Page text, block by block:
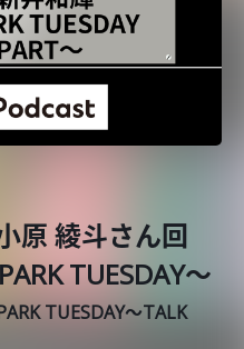
原 綾斗さん回
TUESDAY～
TUESDAY～TALK